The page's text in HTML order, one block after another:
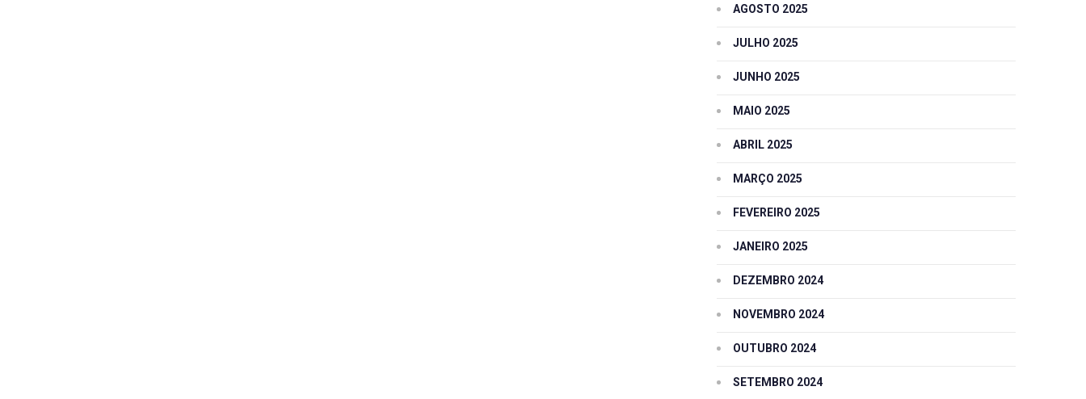
AGOSTO 2025
JULHO 2025
JUNHO 2025
MAIO 2025
ABRIL 2025
MARÇO 2025
FEVEREIRO 2025
JANEIRO 2025
DEZEMBRO 2024
NOVEMBRO 2024
OUTUBRO 2024
SETEMBRO 2024